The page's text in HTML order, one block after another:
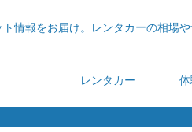
情報をお届け。レンタカーの相場
レンタカー